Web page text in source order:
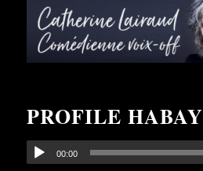
PROFILE HABAY
00:00